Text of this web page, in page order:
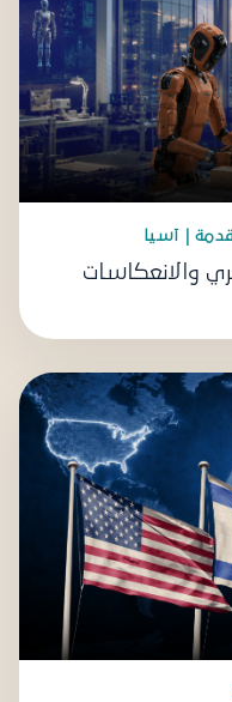
| آسيا
والانعكاسات